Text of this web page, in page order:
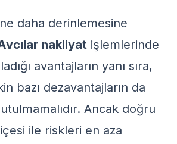
daha derinlemesine
nakliyat işlemlerinde
avantajların yanı sıra,
bazı dezavantajların da
Ancak doğru
ile riskleri en aza